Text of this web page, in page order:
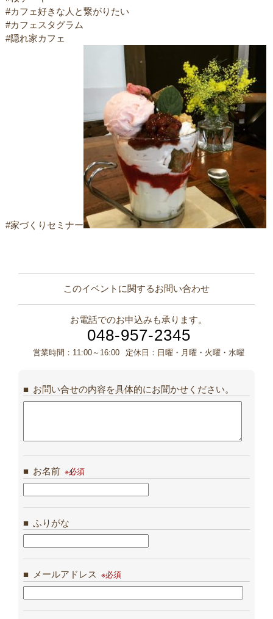
#カフェ好きな人と繋がりたい
#カフェスタグラム
#隠れ家カフェ
#家づくりセミナー
このイベントに関するお問い合わせ
お電話でのお申込みも承ります。
048-957-2345
営業時間： 11:00～16:00 定休日： 日曜・月曜・火曜・水曜
お問い合せの内容を具体的にお聞かせください。
お名前
ふりがな
メールアドレス